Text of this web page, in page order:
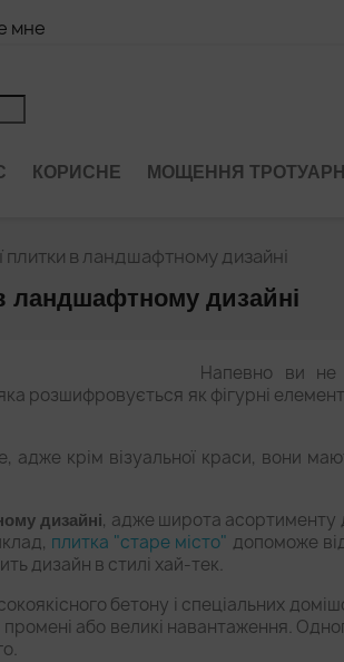
мне
КОРИСНЕ МОЩЕННЯ
плитки в ландшафтному дизайні
ландшафтному дизайні
Напевно ви не
розшифровується як фігурні
крім візуальної краси, вони
дизайні, адже широта асортименту
плитка "старе місто" допоможе
дизайн в стилі хай-тек.
бетону і спеціальних
промені або великі навантаження.